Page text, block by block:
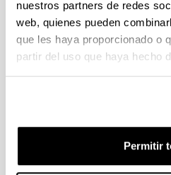
nuestros partners de redes
web, quienes pueden
que les haya proporcionado o
partir del uso que haya hecho
Permitir
Atención de Emergencias
rescate de las personas
situación de riesgo en ese
La actividad formativa tiene
Lugar:Centro Carlos